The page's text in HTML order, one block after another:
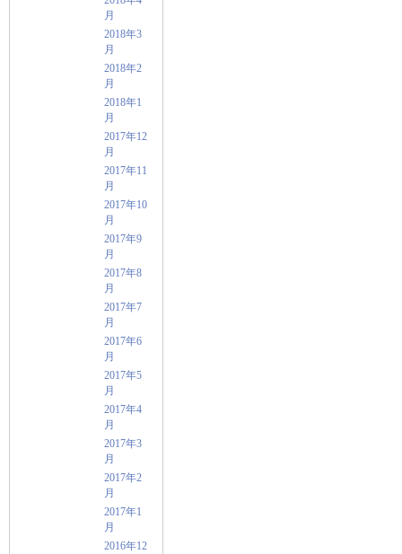
月
2018年3
月
2018年2
月
2018年1
月
2017年12
月
2017年11
月
2017年10
月
2017年9
月
2017年8
月
2017年7
月
2017年6
月
2017年5
月
2017年4
月
2017年3
月
2017年2
月
2017年1
月
2016年12